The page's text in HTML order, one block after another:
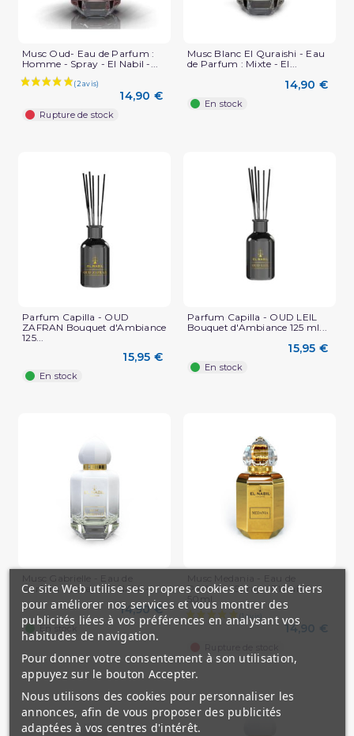
Musc Oud- Eau de Parfum :
Homme - Spray - El Nabil -...
14,90 €
Rupture de stock
Musc Blanc El Quraishi - Eau
de Parfum : Mixte - El...
14,90 €
En stock
Parfum Capilla - OUD
ZAFRAN Bouquet d'Ambiance
125...
15,95 €
En stock
Parfum Capilla - OUD LEIL
Bouquet d'Ambiance 125 ml...
15,95 €
En stock
Parfum - Spray - El Nabil -...
14,90 €
En stock
Parfum - Spray - El Nabil -
14,90 €
Ce site Web utilise ses propres cookies et ceux de tiers
pour améliorer nos services et vous montrer des
publicités liées à vos préférences en analysant vos
habitudes de navigation.
Pour donner votre consentement à son utilisation,
appuyez sur le bouton Accepter.
Nous utilisons des cookies pour personnaliser les
annonces, afin de vous proposer des publicités
adaptées à vos centres d'intérêt.